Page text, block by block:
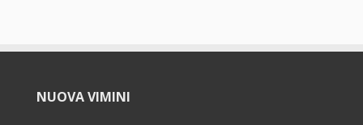
NUOVA VIMINI